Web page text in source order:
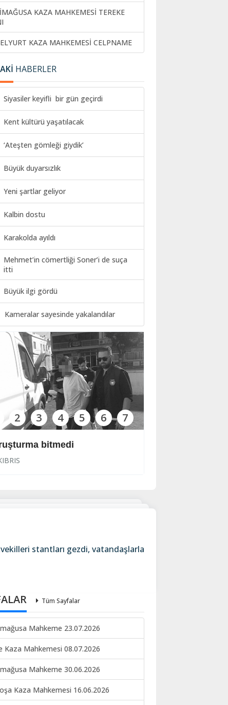
KAZA MAHKEMESİ TEREKE
KAZA MAHKEMESİ CELPNAME
HABERLER
Siyasiler keyifli bir gün geçirdi
Kent kültürü yaşatılacak
‘Ateşten gömleği giydik’
Büyük duyarsızlık
Yeni şartlar geliyor
Kalbin dostu
Karakolda ayıldı
Mehmet’in cömertliği Soner’i de suça
itti
Büyük ilgi gördü
Kameralar sayesinde yakalandılar
bitmedi
2 3 4 5 6 7
stantları gezdi, vatandaşlarla
Tüm Sayfalar
Mahkeme 23.07.2026
Kaza Mahkemesi 08.07.2026
Mahkeme 30.06.2026
Kaza Mahkemesi 16.06.2026